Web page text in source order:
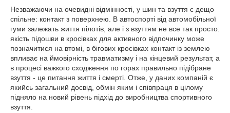
Незважаючи на очевидні відмінності, у шин та взуття є дещо
спільне: контакт з поверхнею. В автоспорті від автомобільної
гуми залежать життя пілотів, але і з взуттям не все так просто:
якість підошви в кросівках для активного відпочинку може
позначитися на втомі, в бігових кросівках контакт із землею
впливає на ймовірність травматизму і на кінцевий результат, а
в процесі важкого сходження по горах правильно підібране
взуття - це питання життя і смерті. Отже, у даних компаній є
якийсь загальний досвід, обмін яким і співпраця в цілому
підняло на новий рівень підхід до виробництва спортивного
взуття.